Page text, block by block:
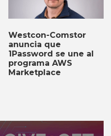
Westcon-Comstor
anuncia que
1Password se une al
programa AWS
Marketplace